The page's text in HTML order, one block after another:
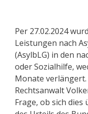
Per 27.02.2024
Leistungen nach
(AsylbLG) in den
oder Sozialhilfe,
Monate
Rechtsanwalt
Frage, ob sich